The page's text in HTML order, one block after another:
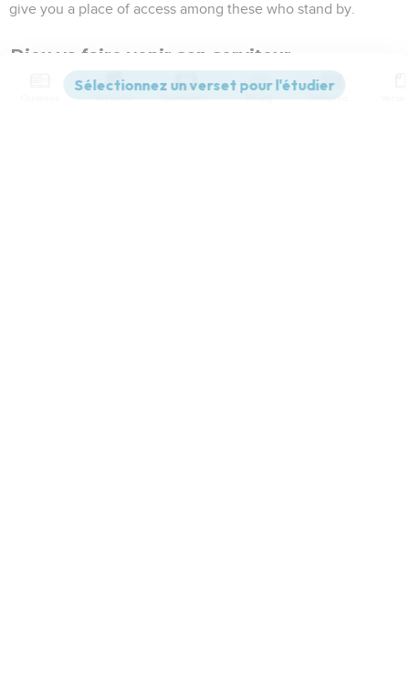
give you a place of access among these who stand by.
Dieu va faire venir son serviteur
Hear now, Joshua the high priest, you and your fellows
Versions Commentaires Strong